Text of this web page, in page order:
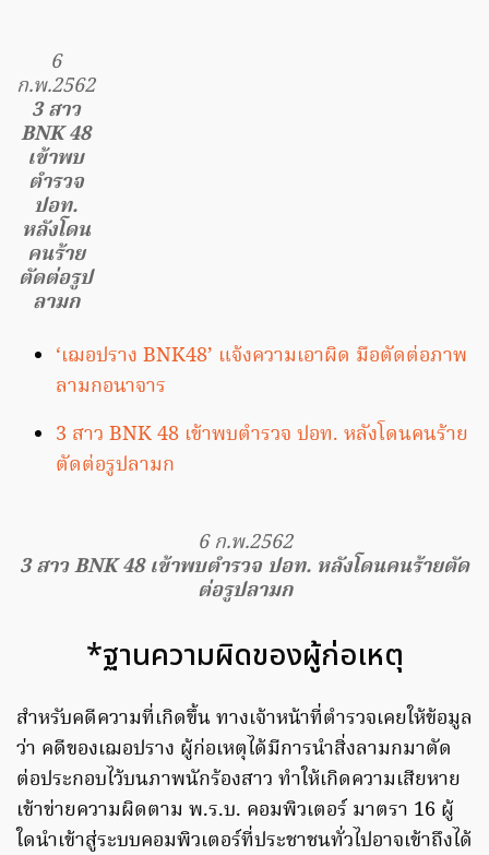
6
ก.พ.2562
3 สาว
BNK 48
เข้าพบ
ตำรวจ
ปอท.
หลังโดน
คนร้าย
ตัดต่อรูป
ลามก
‘เฌอปราง BNK48’ แจ้งความเอาผิด มือตัดต่อภาพ
ลามกอนาจาร
3 สาว BNK 48 เข้าพบตำรวจ ปอท. หลังโดนคนร้าย
ตัดต่อรูปลามก
6 ก.พ.2562
3 สาว BNK 48 เข้าพบตำรวจ ปอท. หลังโดนคนร้ายตัด
ต่อรูปลามก
*ฐานความผิดของผู้ก่อเหตุ
สำหรับคดีความที่เกิดขึ้น ทางเจ้าหน้าที่ตำรวจเคยให้ข้อมูล
ว่า คดีของเฌอปราง ผู้ก่อเหตุได้มีการนำสิ่งลามกมาตัด
ต่อประกอบไว้บนภาพนักร้องสาว ทำให้เกิดความเสียหาย
เข้าข่ายความผิดตาม พ.ร.บ. คอมพิวเตอร์ มาตรา 16 ผู้
ใดนำเข้าสู่ระบบคอมพิวเตอร์ที่ประชาชนทั่วไปอาจเข้าถึงได้